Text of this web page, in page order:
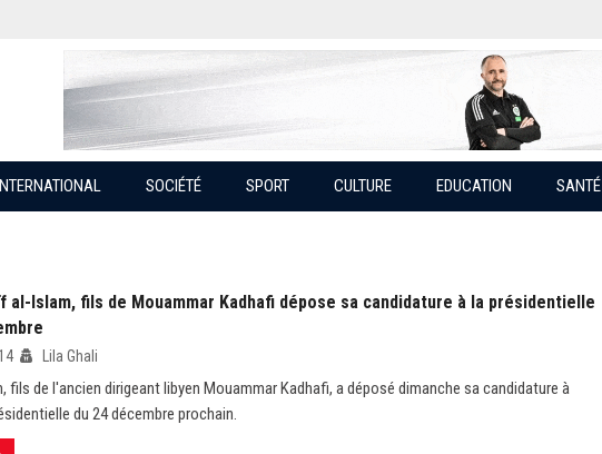
SOCIÉTÉ SPORT CULTURE EDUCATION SANTÉ
al-Islam, fils de Mouammar Kadhafi dépose sa candidature à la présidentielle
Lila Ghali
fils de l'ancien dirigeant libyen Mouammar Kadhafi, a déposé dimanche sa candidature à
du 24 décembre prochain.